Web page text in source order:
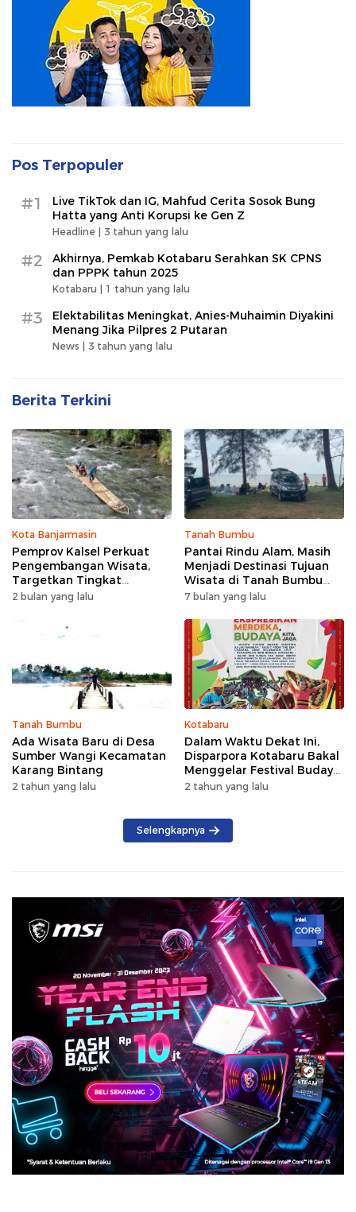
Pos Terpopuler
#1
Live TikTok dan IG, Mahfud Cerita Sosok Bung
Hatta yang Anti Korupsi ke Gen Z
Headline | 3 tahun yang lalu
#2
Akhirnya, Pemkab Kotabaru Serahkan SK CPNS
dan PPPK tahun 2025
Kotabaru | 1 tahun yang lalu
#3
Elektabilitas Meningkat, Anies-Muhaimin Diyakini
Menang Jika Pilpres 2 Putaran
News | 3 tahun yang lalu
Berita Terkini
Kota Banjarmasin
Pemprov Kalsel Perkuat
Pengembangan Wisata,
Targetkan Tingkat
Kunjungan Naik 5 Persen di
2 bulan yang lalu
Tanah Bumbu
Pantai Rindu Alam, Masih
Menjadi Destinasi Tujuan
Wisata di Tanah Bumbu
dengan Rindangnya Pohon
7 bulan yang lalu
Tanah Bumbu
Ada Wisata Baru di Desa
Sumber Wangi Kecamatan
Karang Bintang
2 tahun yang lalu
Kotabaru
Dalam Waktu Dekat Ini,
Disparpora Kotabaru Bakal
Menggelar Festival Budaya
Saijaan 2024
2 tahun yang lalu
Selengkapnya